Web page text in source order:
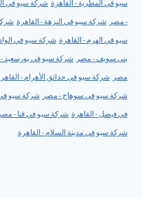
سيو في المطرية - القاهرة شركة سيو في
- مصر شركة سيو في النزهة - القاهرة
سيو في الهرم - القاهرة شركة سيو في
بني سويف - مصر شركة سيو في بورسعيد
مصر شركة سيو في حدائق الأهرام -
شركة سيو في سوهاج - مصر شركة سيو
في فيصل - القاهرة شركة سيو في قنا -
شركة سيو في مدينة السلام - القاهرة